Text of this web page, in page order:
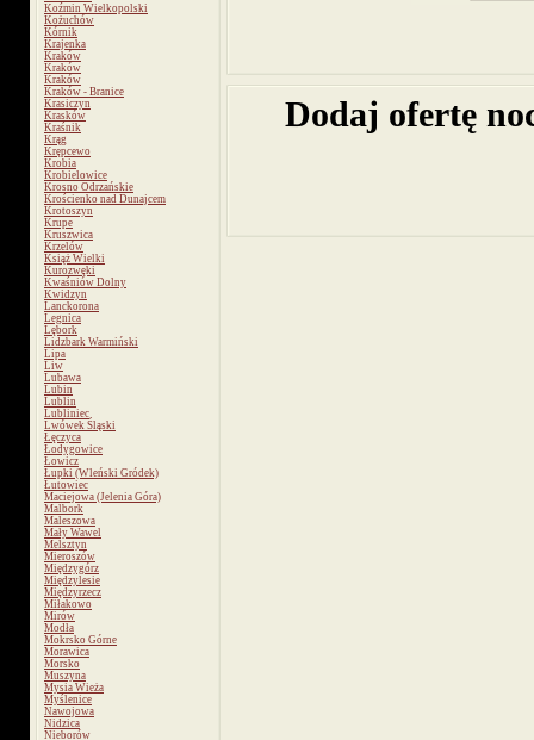
Koźmin Wielkopolski
Kożuchów
Kórnik
Krajenka
Kraków
Kraków
Kraków
Kraków - Branice
Krasiczyn
Krasków
Kraśnik
Krąg
Krępcewo
Krobia
Krobielowice
Krosno Odrzańskie
Krościenko nad Dunajcem
Krotoszyn
Krupe
Kruszwica
Krzelów
Książ Wielki
Kurozwęki
Kwaśniów Dolny
Kwidzyn
Lanckorona
Legnica
Lębork
Lidzbark Warmiński
Lipa
Liw
Lubawa
Lubin
Lublin
Lubliniec
Lwówek Śląski
Łęczyca
Łodygowice
Łowicz
Łupki (Wleński Gródek)
Łutowiec
Maciejowa (Jelenia Góra)
Malbork
Maleszowa
Mały Wawel
Melsztyn
Mieroszów
Międzygórz
Międzylesie
Międzyrzecz
Miłakowo
Mirów
Modła
Mokrsko Górne
Morawica
Morsko
Muszyna
Mysia Wieża
Myślenice
Nawojowa
Nidzica
Nieborów
Dodaj ofertę